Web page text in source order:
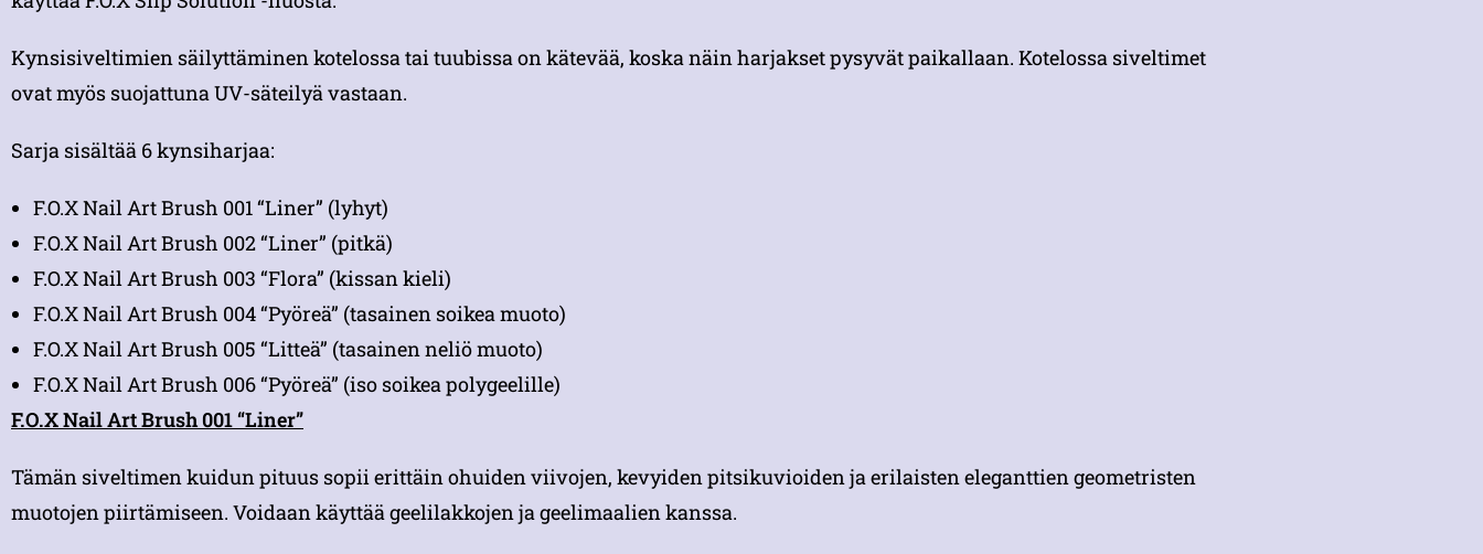
Kynsisiveltimien säilyttäminen kotelossa tai tuubissa on kätevää, koska näin harjakset pysyvät paikallaan. Kotelossa siveltimet
ovat myös suojattuna UV-säteilyä vastaan.
Sarja sisältää 6 kynsiharjaa:
F.O.X Nail Art Brush 001 “Liner” (lyhyt)
F.O.X Nail Art Brush 002 “Liner” (pitkä)
F.O.X Nail Art Brush 003 “Flora” (kissan kieli)
F.O.X Nail Art Brush 004 “Pyöreä” (tasainen soikea muoto)
F.O.X Nail Art Brush 005 “Litteä” (tasainen neliö muoto)
F.O.X Nail Art Brush 006 “Pyöreä” (iso soikea polygeelille)
F.O.X Nail Art Brush 001 “Liner”
Tämän siveltimen kuidun pituus sopii erittäin ohuiden viivojen, kevyiden pitsikuvioiden ja erilaisten eleganttien geometristen
muotojen piirtämiseen. Voidaan käyttää geelilakkojen ja geelimaalien kanssa.